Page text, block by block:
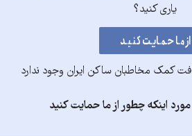
یاری کنید؟
کمک مخاطبان ساکن ایران وجود ندارد
اینکه چطور از ما حمایت کنید